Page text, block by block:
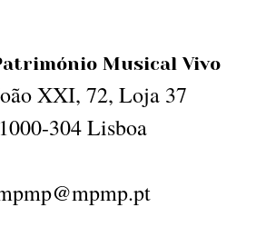
Musical Vivo
XXI, 72, Loja 37
1000-304 Lisboa